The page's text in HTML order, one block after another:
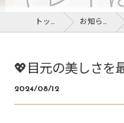
トップ お知らせ
💖目元の美しさを
2024/08/12